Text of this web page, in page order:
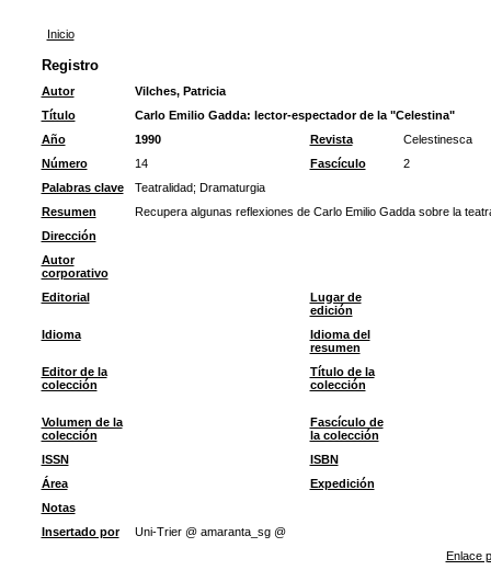
Inicio
Registro
Autor
Vilches, Patricia
Título
Carlo Emilio Gadda: lector-espectador de la "Celestina"
Año
1990 Revista
Celestinesca
Número
14 Fascículo
2
Palabras clave
Teatralidad; Dramaturgia
Resumen
Recupera algunas reflexiones de Carlo Emilio Gadda sobre la
Dirección
Autor
corporativo
Editorial
Lugar de
edición
Idioma
Idioma del
resumen
Editor de la
colección
Título de la
colección
Volumen de la
colección
Fascículo de
la colección
ISSN
ISBN
Área
Expedición
Notas
Insertado por
Uni-Trier @ amaranta_sg @
Enlace